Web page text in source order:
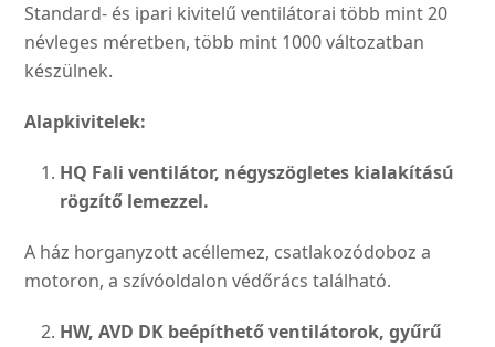
Standard- és ipari kivitelű ventilátorai több mint 20
névleges méretben, több mint 1000 változatban
készülnek.
Alapkivitelek:
HQ Fali ventilátor, négyszögle­tes kialakítású
rögzítő lemezzel.
A ház horganyzott acéllemez, csatlakozódoboz a
motoron, a szívóoldalon védőrács találha­tó.
HW, AVD DK beépíthető ventilá­torok, gyűrű